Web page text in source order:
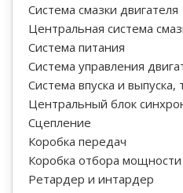
Система смазки двигателя
Центральная система
Система питания
Система управления
Система впуска и выпуска,
Центральный блок
Сцепление
Коробка передач
Коробка отбора мощности
Ретардер и интардер